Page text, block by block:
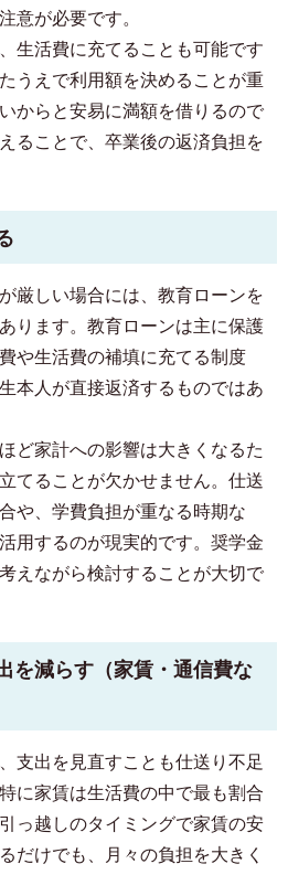
意が必要です。
生活費に充てることも可能です
うえで利用額を決めることが重
からと安易に満額を借りるので
ることで、卒業後の返済負担を
厳しい場合には、教育ローンを
ります。教育ローンは主に保護
や生活費の補填に充てる制度
本人が直接返済するものではあ
ど家計への影響は大きくなるた
てることが欠かせません。仕送
や、学費負担が重なる時期な
用するのが現実的です。奨学金
えながら検討することが大切で
を減らす（家賃・通信費な
支出を見直すことも仕送り不足
に家賃は生活費の中で最も割合
っ越しのタイミングで家賃の安
だけでも、月々の負担を大きく